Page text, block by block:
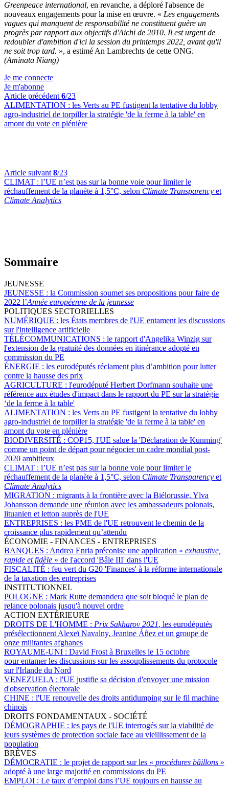
Greenpeace international, en revanche, a déploré l'absence de
nouveaux engagements pour la mise en œuvre. « Les engagements
vagues qui manquent de responsabilité ne constituent guère un
progrès par rapport aux objectifs d'Aichi de 2010. Il est urgent de
redoubler d'ambition d'ici la session du printemps 2022, avant qu'il
ne soit trop tard. », a estimé An Lambrechts de cette ONG.
(Aminata Niang)
Je me connecte
Je m'abonne
Article précédent 6/23
ALIMENTATION : les Verts au PE fustigent la tentative du lobby
agro-industriel de torpiller la stratégie 'de la ferme à la table' en
amont du vote en plénière
Article suivant 8/23
CLIMAT : l’UE n’est pas sur la bonne voie pour limiter le
réchauffement de la planète à 1,5°C, selon Climate Transparency et
Climate Analytics
Sommaire
JEUNESSE
JEUNESSE : la Commission soumet ses propositions pour faire de
2022 l’Année européenne de la jeunesse
POLITIQUES SECTORIELLES
NUMÉRIQUE : les États membres de l'UE entament les discussions
sur l'intelligence artificielle
TÉLÉCOMMUNICATIONS : le rapport d'Angelika Winzig sur
l'extension de la gratuité des données en itinérance adopté en
commission du PE
ÉNERGIE : les eurodéputés réclament plus d’ambition pour lutter
contre la hausse des prix
AGRICULTURE : l'eurodéputé Herbert Dorfmann souhaite une
référence aux études d'impact dans le rapport du PE sur la stratégie
‘de la ferme à la table'
ALIMENTATION : les Verts au PE fustigent la tentative du lobby
agro-industriel de torpiller la stratégie 'de la ferme à la table' en
amont du vote en plénière
BIODIVERSITÉ : COP15, l'UE salue la 'Déclaration de Kunming'
comme un point de départ pour négocier un cadre mondial post-
2020 ambitieux
CLIMAT : l’UE n’est pas sur la bonne voie pour limiter le
réchauffement de la planète à 1,5°C, selon Climate Transparency et
Climate Analytics
MIGRATION : migrants à la frontière avec la Biélorussie, Ylva
Johansson demande une réunion avec les ambassadeurs polonais,
lituanien et letton auprès de l'UE
ENTREPRISES : les PME de l'UE retrouvent le chemin de la
croissance plus rapidement qu’attendu
ÉCONOMIE - FINANCES - ENTREPRISES
BANQUES : Andrea Enria préconise une application « exhaustive,
rapide et fidèle » de l'accord 'Bâle III' dans l'UE
FISCALITÉ : feu vert du G20 'Finances' à la réforme internationale
de la taxation des entreprises
INSTITUTIONNEL
POLOGNE : Mark Rutte demandera que soit bloqué le plan de
relance polonais jusqu'à nouvel ordre
ACTION EXTÉRIEURE
DROITS DE L'HOMME : Prix Sakharov 2021, les eurodéputés
présélectionnent Alexeï Navalny, Jeanine Áñez et un groupe de
onze militantes afghanes
ROYAUME-UNI : David Frost à Bruxelles le 15 octobre
pour entamer les discussions sur les assouplissements du protocole
sur l'Irlande du Nord
VENEZUELA : l'UE justifie sa décision d'envoyer une mission
d'observation électorale
CHINE : l'UE renouvelle des droits antidumping sur le fil machine
chinois
DROITS FONDAMENTAUX - SOCIÉTÉ
DÉMOGRAPHIE : les pays de l'UE interrogés sur la viabilité de
leurs systèmes de protection sociale face au vieillissement de la
population
BRÈVES
DÉMOCRATIE : le projet de rapport sur les « procédures bâillons »
adopté à une large majorité en commissions du PE
EMPLOI : Le taux d’emploi dans l’UE toujours en hausse au